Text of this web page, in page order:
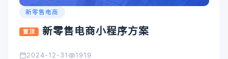
新零售电商
置顶 新零售电商小程序方案
2024-12-31 1919